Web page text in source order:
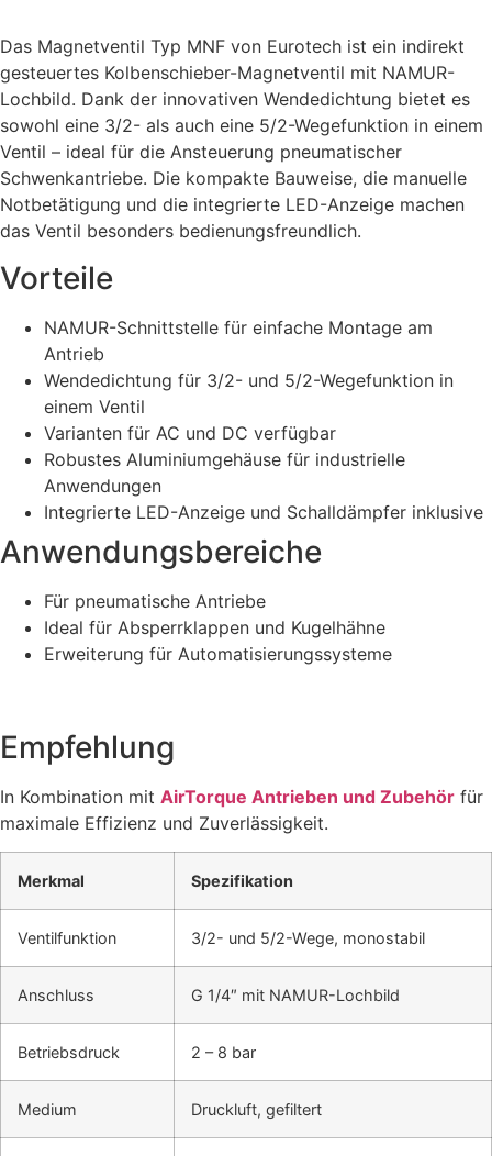
Das Magnetventil Typ MNF von Eurotech ist ein indirekt
gesteuertes Kolbenschieber-Magnetventil mit NAMUR-
Lochbild. Dank der innovativen Wendedichtung bietet es
sowohl eine 3/2- als auch eine 5/2-Wegefunktion in einem
Ventil – ideal für die Ansteuerung pneumatischer
Schwenkantriebe. Die kompakte Bauweise, die manuelle
Notbetätigung und die integrierte LED-Anzeige machen
das Ventil besonders bedienungsfreundlich.
Vorteile
NAMUR-Schnittstelle für einfache Montage am
Antrieb
Wendedichtung für 3/2- und 5/2-Wegefunktion in
einem Ventil
Varianten für AC und DC verfügbar
Robustes Aluminiumgehäuse für industrielle
Anwendungen
Integrierte LED-Anzeige und Schalldämpfer inklusive
Anwendungsbereiche
Für pneumatische Antriebe
Ideal für Absperrklappen und Kugelhähne
Erweiterung für Automatisierungssysteme
Empfehlung
In Kombination mit AirTorque Antrieben und Zubehör für
maximale Effizienz und Zuverlässigkeit.
Merkmal Spezifikation
Ventilfunktion 3/2- und 5/2-Wege, monostabil
Anschluss G 1/4″ mit NAMUR-Lochbild
Betriebsdruck 2 – 8 bar
Medium Druckluft, gefiltert